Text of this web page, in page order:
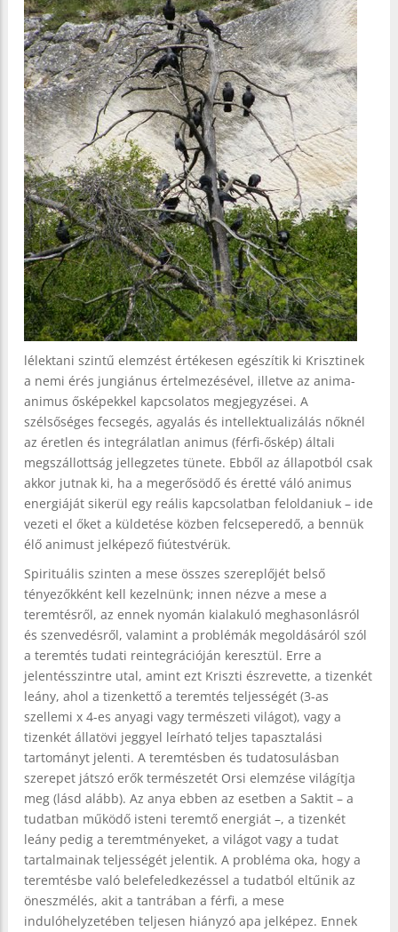
lélektani szintű elemzést értékesen egészítik ki Krisztinek
a nemi érés jungiánus értelmezésével, illetve az anima-
animus ősképekkel kapcsolatos megjegyzései. A
szélsőséges fecsegés, agyalás és intellektualizálás nőknél
az éretlen és integrálatlan animus (férfi-őskép) általi
megszállottság jellegzetes tünete. Ebből az állapotból csak
akkor jutnak ki, ha a megerősödő és éretté váló animus
energiáját sikerül egy reális kapcsolatban feloldaniuk – ide
vezeti el őket a küldetése közben felcseperedő, a bennük
élő animust jelképező fiútestvérük.
Spirituális szinten a mese összes szereplőjét belső
tényezőkként kell kezelnünk; innen nézve a mese a
teremtésről, az ennek nyomán kialakuló meghasonlásról
és szenvedésről, valamint a problémák megoldásáról szól
a teremtés tudati reintegrációján keresztül. Erre a
jelentésszintre utal, amint ezt Kriszti észrevette, a tizenkét
leány, ahol a tizenkettő a teremtés teljességét (3-as
szellemi x 4-es anyagi vagy természeti világot), vagy a
tizenkét állatövi jeggyel leírható teljes tapasztalási
tartományt jelenti. A teremtésben és tudatosulásban
szerepet játszó erők természetét Orsi elemzése világítja
meg (lásd alább). Az anya ebben az esetben a Saktit – a
tudatban működő isteni teremtő energiát –, a tizenkét
leány pedig a teremtményeket, a világot vagy a tudat
tartalmainak teljességét jelentik. A probléma oka, hogy a
teremtésbe való belefeledkezéssel a tudatból eltűnik az
öneszmélés, akit a tantrában a férfi, a mese
indulóhelyzetében teljesen hiányzó apa jelképez. Ennek